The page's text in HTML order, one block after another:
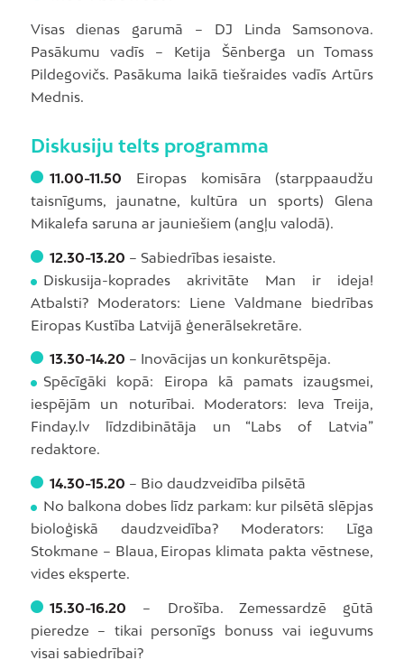
Visas dienas garumā – DJ Linda Samsonova.
Pasākumu vadīs – Ketija Šēnberga un Tomass
Pildegovičs. Pasākuma laikā tiešraides vadīs Artūrs
Mednis.
Diskusiju telts programma
11.00-11.50 Eiropas komisāra (starppaaudžu
taisnīgums, jaunatne, kultūra un sports) Glena
Mikalefa saruna ar jauniešiem (angļu valodā).
12.30-13.20 – Sabiedrības iesaiste.
Diskusija-koprades akrivitāte Man ir ideja!
Atbalsti? Moderators: Liene Valdmane biedrības
Eiropas Kustība Latvijā ģenerālsekretāre.
13.30-14.20 – Inovācijas un konkurētspēja.
Spēcīgāki kopā: Eiropa kā pamats izaugsmei,
iespējām un noturībai. Moderators: Ieva Treija,
Finday.lv līdzdibinātāja un “Labs of Latvia”
redaktore.
14.30-15.20 – Bio daudzveidība pilsētā
No balkona dobes līdz parkam: kur pilsētā slēpjas
bioloģiskā daudzveidība? Moderators: Līga
Stokmane – Blaua, Eiropas klimata pakta vēstnese,
vides eksperte.
15.30-16.20 – Drošība. Zemessardzē gūtā
pieredze – tikai personīgs bonuss vai ieguvums
visai sabiedrībai?